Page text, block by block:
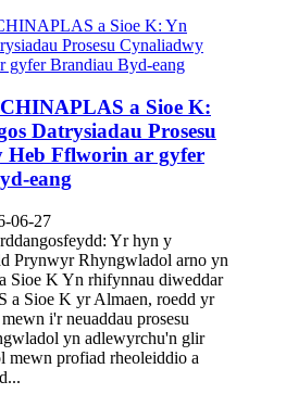
a Sioe K:
Datrysiadau Prosesu
Heb Fflworin ar gyfer
eang
06-27
Yr hyn y
Prynwyr Rhyngwladol arno yn
Sioe K Yn rhifynnau diweddar
Sioe K yr Almaen, roedd yr
i'r neuaddau prosesu
yn adlewyrchu'n glir
mewn profiad rheoleiddio a